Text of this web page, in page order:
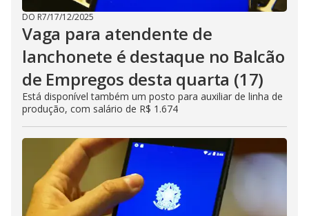
DO R7/17/12/2025
Vaga para atendente de
lanchonete é destaque no Balcão
de Empregos desta quarta (17)
Está disponível também um posto para auxiliar de linha de
produção, com salário de R$ 1.674